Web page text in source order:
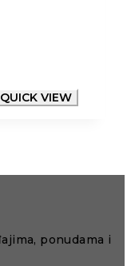
QUICK VIEW
ponudama i